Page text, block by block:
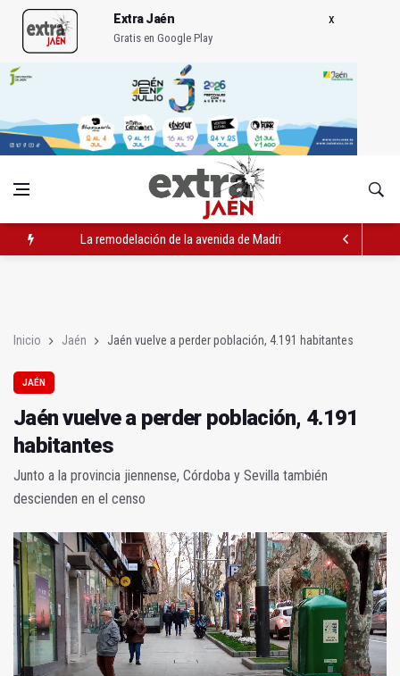
Extra Jaén
Gratis en Google Play
La remodelación de la avenida de Madrid contará con 3,2
Inicio Jaén Jaén vuelve a perder población, 4.191 habitantes
JAÉN
Jaén vuelve a perder población, 4.191
habitantes
Junto a la provincia jiennense, Córdoba y Sevilla también
descienden en el censo